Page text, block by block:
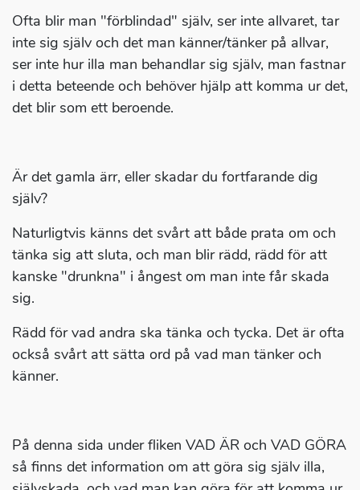
Ofta blir man "förblindad" själv, ser inte allvaret, tar
inte sig själv och det man känner/tänker på allvar,
ser inte hur illa man behandlar sig själv, man fastnar
i detta beteende och behöver hjälp att komma ur det,
det blir som ett beroende.
Är det gamla ärr, eller skadar du fortfarande dig
själv?
Naturligtvis känns det svårt att både prata om och
tänka sig att sluta, och man blir rädd, rädd för att
kanske "drunkna" i ångest om man inte får skada
sig.
Rädd för vad andra ska tänka och tycka. Det är ofta
också svårt att sätta ord på vad man tänker och
känner.
På denna sida under fliken VAD ÄR och VAD GÖRA
så finns det information om att göra sig själv illa,